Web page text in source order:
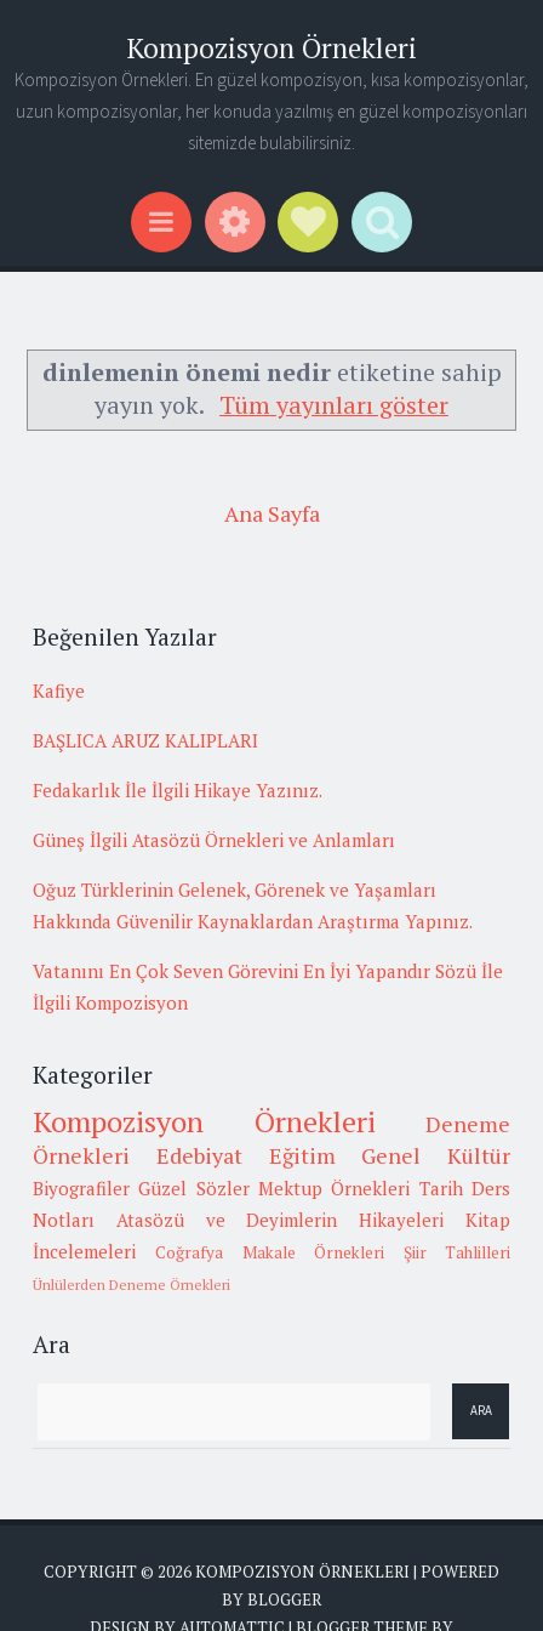
Kompozisyon Örnekleri
Kompozisyon Örnekleri. En güzel kompozisyon, kısa kompozisyonlar,
uzun kompozisyonlar, her konuda yazılmış en güzel kompozisyonları
sitemizde bulabilirsiniz.
Menu WidgetsSocial Links
Search
dinlemenin önemi nediretiketine sahip
yayın yok. Tüm yayınları göster
Ana Sayfa
Beğenilen Yazılar
Kafiye
BAŞLICA ARUZ KALIPLARI
Fedakarlık İle İlgili Hikaye Yazınız.
Güneş İlgili Atasözü Örnekleri ve Anlamları
Oğuz Türklerinin Gelenek, Görenek ve Yaşamları
Hakkında Güvenilir Kaynaklardan Araştırma Yapınız.
Vatanını En Çok Seven Görevini En İyi Yapandır Sözü İle
İlgili Kompozisyon
Kategoriler
Kompozisyon Örnekleri
Deneme
Örnekleri
Edebiyat Eğitim Genel Kültür
Biyografiler Güzel Sözler Mektup Örnekleri Tarih Ders
Notları
Atasözü ve Deyimlerin Hikayeleri
Kitap
İncelemeleri
Coğrafya Makale Örnekleri Şiir Tahlilleri
Ünlülerden Deneme Örnekleri
Ara
COPYRIGHT © 2026KOMPOZISYON ÖRNEKLERI | POWERED
BYBLOGGER